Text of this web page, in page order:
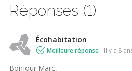
Réponses (1)
Écohabitation
Meilleure réponse il y a 8
Bonjour Marc,